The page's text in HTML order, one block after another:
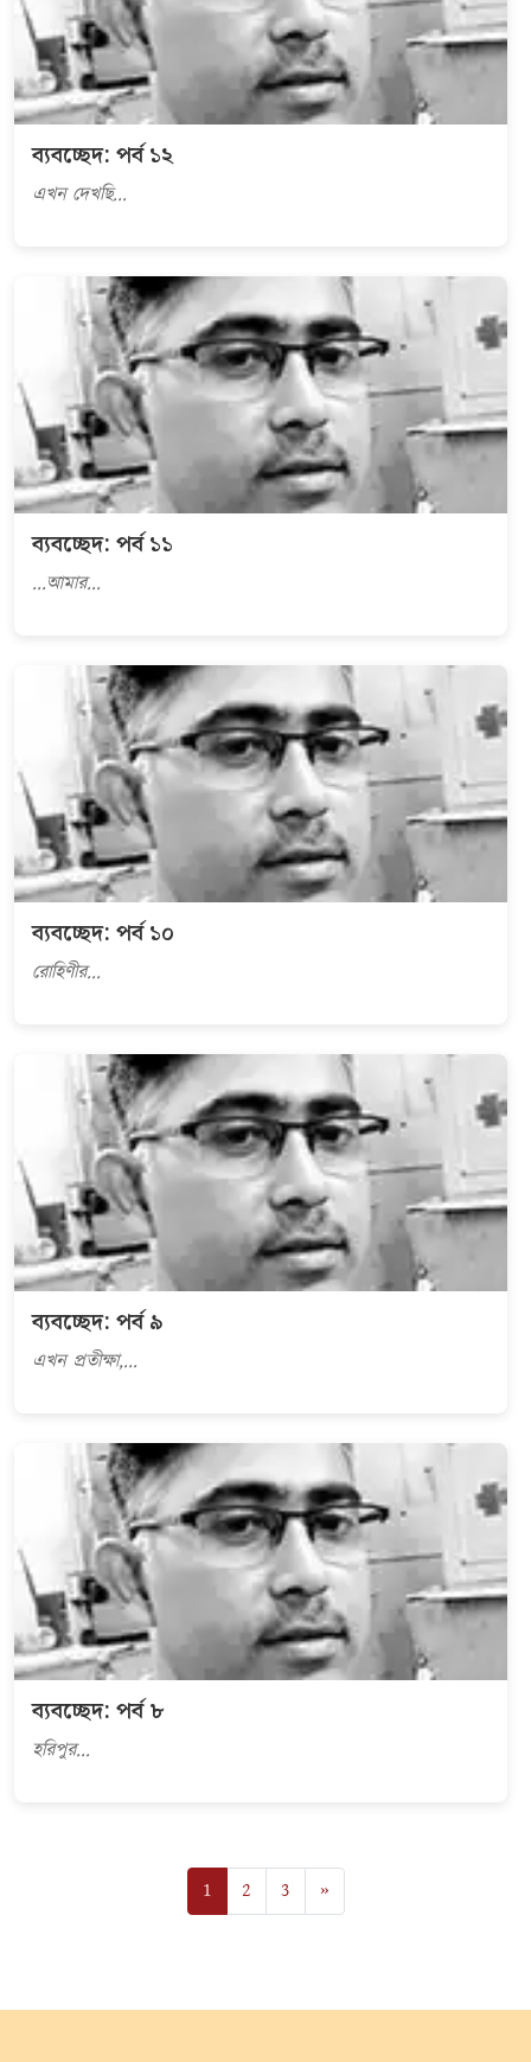
ব্যবচ্ছেদ: পর্ব ১২
এখন দেখছি...
ব্যবচ্ছেদ: পর্ব ১১
...আমার...
ব্যবচ্ছেদ: পর্ব ১০
রোহিণীর...
ব্যবচ্ছেদ: পর্ব ৯
এখন প্রতীক্ষা,...
ব্যবচ্ছেদ: পর্ব ৮
হরিপুর...
1 2 3 »